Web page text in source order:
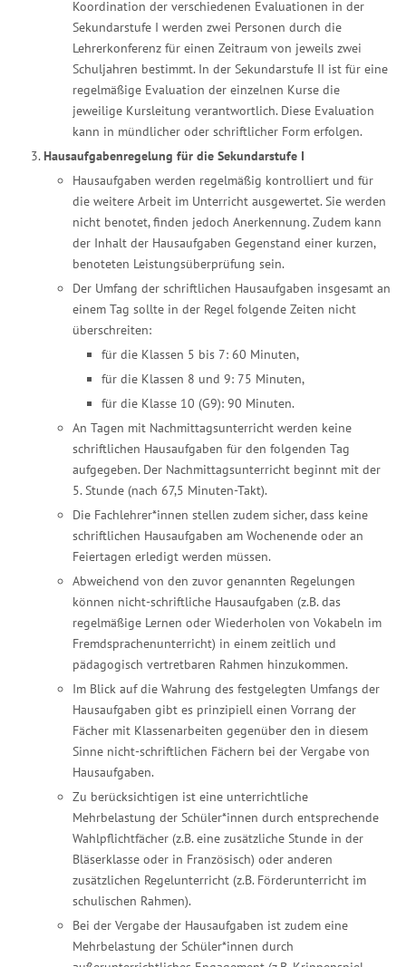
Koordination der verschiedenen Evaluationen in der
Sekundarstufe I werden zwei Personen durch die
Lehrerkonferenz für einen Zeitraum von jeweils zwei
Schuljahren bestimmt. In der Sekundarstufe II ist für eine
regelmäßige Evaluation der einzelnen Kurse die
jeweilige Kursleitung verantwortlich. Diese Evaluation
kann in mündlicher oder schriftlicher Form erfolgen.
Hausaufgabenregelung für die Sekundarstufe I
Hausaufgaben werden regelmäßig kontrolliert und für
die weitere Arbeit im Unterricht ausgewertet. Sie werden
nicht benotet, finden jedoch Anerkennung. Zudem kann
der Inhalt der Hausaufgaben Gegenstand einer kurzen,
benoteten Leistungsüberprüfung sein.
Der Umfang der schriftlichen Hausaufgaben insgesamt an
einem Tag sollte in der Regel folgende Zeiten nicht
überschreiten:
für die Klassen 5 bis 7: 60 Minuten,
für die Klassen 8 und 9: 75 Minuten,
für die Klasse 10 (G9): 90 Minuten.
An Tagen mit Nachmittagsunterricht werden keine
schriftlichen Hausaufgaben für den folgenden Tag
aufgegeben. Der Nachmittagsunterricht beginnt mit der
5. Stunde (nach 67,5 Minuten-Takt).
Die Fachlehrer*innen stellen zudem sicher, dass keine
schriftlichen Hausaufgaben am Wochenende oder an
Feiertagen erledigt werden müssen.
Abweichend von den zuvor genannten Regelungen
können nicht-schriftliche Hausaufgaben (z.B. das
regelmäßige Lernen oder Wiederholen von Vokabeln im
Fremdsprachenunterricht) in einem zeitlich und
pädagogisch vertretbaren Rahmen hinzukommen.
Im Blick auf die Wahrung des festgelegten Umfangs der
Hausaufgaben gibt es prinzipiell einen Vorrang der
Fächer mit Klassenarbeiten gegenüber den in diesem
Sinne nicht-schriftlichen Fächern bei der Vergabe von
Hausaufgaben.
Zu berücksichtigen ist eine unterrichtliche
Mehrbelastung der Schüler*innen durch entsprechende
Wahlpflichtfächer (z.B. eine zusätzliche Stunde in der
Bläserklasse oder in Französisch) oder anderen
zusätzlichen Regelunterricht (z.B. Förderunterricht im
schulischen Rahmen).
Bei der Vergabe der Hausaufgaben ist zudem eine
Mehrbelastung der Schüler*innen durch